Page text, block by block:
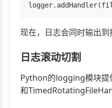
现在，日志会同时输出到
日志滚动切割
Python的logging模块
和